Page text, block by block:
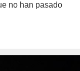
no han pasado
jazmin-